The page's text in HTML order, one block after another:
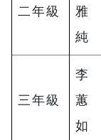
二年級
雅
純
三年級
李
蕙
如